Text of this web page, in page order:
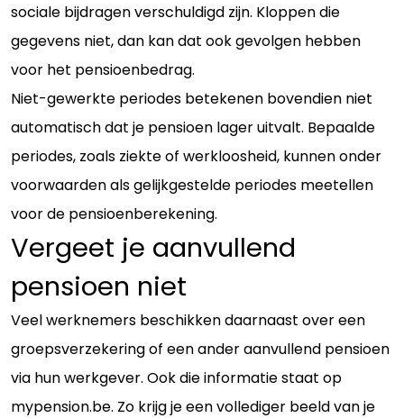
sociale bijdragen verschuldigd zijn. Kloppen die
gegevens niet, dan kan dat ook gevolgen hebben
voor het pensioenbedrag.
Niet-gewerkte periodes betekenen bovendien niet
automatisch dat je pensioen lager uitvalt. Bepaalde
periodes, zoals ziekte of werkloosheid, kunnen onder
voorwaarden als gelijkgestelde periodes meetellen
voor de pensioenberekening.
Vergeet je aanvullend
pensioen niet
Veel werknemers beschikken daarnaast over een
groepsverzekering of een ander aanvullend pensioen
via hun werkgever. Ook die informatie staat op
mypension.be. Zo krijg je een vollediger beeld van je